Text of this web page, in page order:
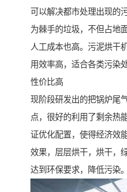
可以解决都市处理出现的
为棘手的垃圾，不但占地
人工成本也高。污泥烘干
用效率高，适合各类污染
性价比高
现阶段研发出的把锅炉尾
点，很好的利用了剩余热
证优化配置，使得经济效
效果，层层烘干，烘干，
达到环保要求，降低污染。